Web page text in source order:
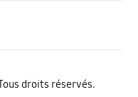
droits réservés.